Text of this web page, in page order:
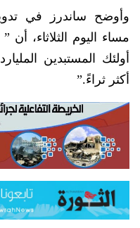
وأوضح ساندرز في
‏مساء اليوم الثلاثاء، أن
أولئك المستبدين
أكثر ثراءً.”